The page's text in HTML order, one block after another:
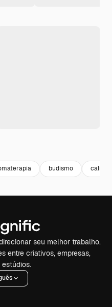
budismo calma
seu melhor trabalho.
entre criativos, empresas,